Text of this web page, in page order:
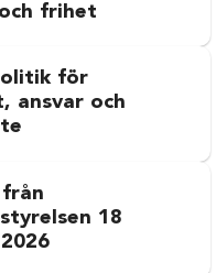
frihet
för
ansvar och
18